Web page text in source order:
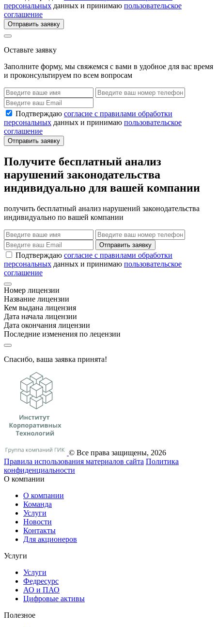
персональных данных и принимаю пользовательское
соглашение
Отправить заявку
Оставьте заявку
Заполните форму, мы свяжемся с вами в удобное для вас время
и проконсультируем по всем вопросам
Подтверждаю согласие с правилами обработки
персональных данных и принимаю пользовательское
соглашение
Отправить заявку
Получите бесплатный анализ
нарушений законодательства
индивидуально для вашей компании
получить бесплатный анализ нарушений законодательства
индивидуально по вашей компании
Отправить заявку
Подтверждаю согласие с правилами обработки
персональных данных и принимаю пользовательское
соглашение
Номер лицензии
Название лицензии
Кем выдана лицензия
Дата начала лицензии
Дата окончания лицензии
Последние изменения по лецензии
Спасибо, ваша заявка принята!
© Все права защищены, 2026
Правила использования материалов сайта Политика
конфиденциальности
О компании
О компании
Команда
Услуги
Новости
Контакты
Для акционеров
Услуги
Услуги
Федресурс
АО и ПАО
Цифровые активы
Полезное